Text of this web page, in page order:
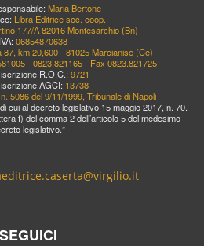
Maria Bertone
Libra Editrice soc. coop.
177/A 82016 Montesarchio (Bn)
06854870638
87, km 20,600 - 81025 Marcianise (Ce)
- 0823.821165 - Fax 0823.821725
R.O.C.: 9721
AGCI: 13738
n. 5086 del 9/11/1999, Tribunale di Napoli
cui al decreto legislativo 15 maggio 2017, n. 70.
f) del comma 2 dell’articolo 5 del medesimo
legislativo.”
SEGUICI